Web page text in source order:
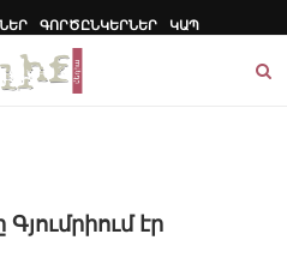
ԳՈՐԾԸՆԿԵՐՆԵՐ ԿԱՊ
էր